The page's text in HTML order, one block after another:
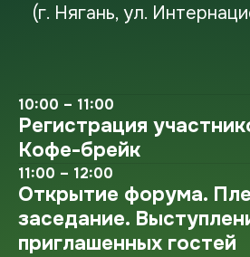
(г. Нягань, ул.
10:00 – 11:00
Регистрация
Кофе-брейк
11:00 – 12:00
Открытие форума.
заседание.
приглашенных гостей